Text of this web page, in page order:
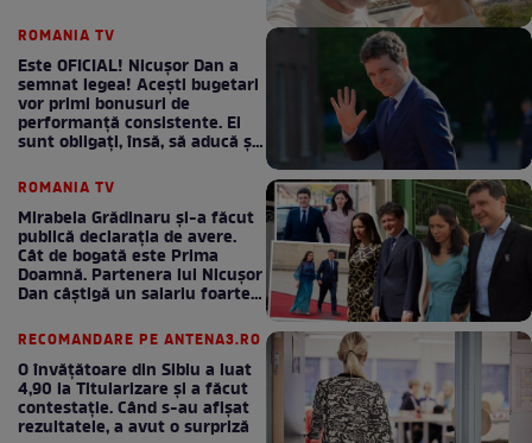
ROMANIA TV
Este OFICIAL! Nicușor Dan a
semnat legea! Acești bugetari
vor primi bonusuri de
performanță consistente. Ei
sunt obligați, însă, să aducă și
ROMANIA TV
Mirabela Grădinaru și-a făcut
publică declarația de avere.
Cât de bogată este Prima
Doamnă. Partenera lui Nicușor
Dan câștigă un salariu foarte
RECOMANDARE PE ANTENA3.RO
O învățătoare din Sibiu a luat
4,90 la Titularizare și a făcut
contestație. Când s-au afișat
rezultatele, a avut o surpriză